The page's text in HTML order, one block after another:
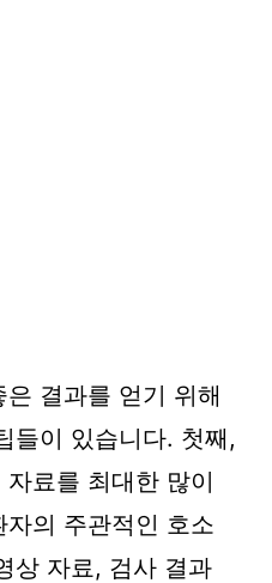
결과를 얻기 위해
들이 있습니다. 첫째,
료를 최대한 많이
의 주관적인 호소
상 자료, 검사 결과